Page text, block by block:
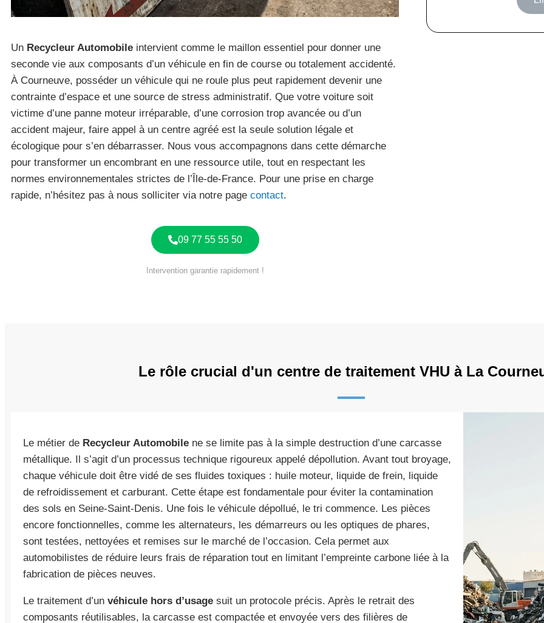
Un Recycleur Automobile intervient comme le maillon essentiel pour donner une
seconde vie aux composants d’un véhicule en fin de course ou totalement accidenté.
À Courneuve, posséder un véhicule qui ne roule plus peut rapidement devenir une
contrainte d’espace et une source de stress administratif. Que votre voiture soit
victime d’une panne moteur irréparable, d’une corrosion trop avancée ou d’un
accident majeur, faire appel à un centre agréé est la seule solution légale et
écologique pour s’en débarrasser. Nous vous accompagnons dans cette démarche
pour transformer un encombrant en une ressource utile, tout en respectant les
normes environnementales strictes de l’Île-de-France. Pour une prise en charge
rapide, n’hésitez pas à nous solliciter via notre page contact.
09 77 55 55 50
Intervention garantie rapidement !
Le rôle crucial d'un centre de traitement VHU à La
Le métier de Recycleur Automobile ne se limite pas à la simple destruction d’une carcasse
métallique. Il s’agit d’un processus technique rigoureux appelé dépollution. Avant tout broyage,
chaque véhicule doit être vidé de ses fluides toxiques : huile moteur, liquide de frein, liquide
de refroidissement et carburant. Cette étape est fondamentale pour éviter la contamination
des sols en Seine-Saint-Denis. Une fois le véhicule dépollué, le tri commence. Les pièces
encore fonctionnelles, comme les alternateurs, les démarreurs ou les optiques de phares,
sont testées, nettoyées et remises sur le marché de l’occasion. Cela permet aux
automobilistes de réduire leurs frais de réparation tout en limitant l’empreinte carbone liée à la
fabrication de pièces neuves.
Le traitement d’un véhicule hors d’usage suit un protocole précis. Après le retrait des
composants réutilisables, la carcasse est compactée et envoyée vers des filières de